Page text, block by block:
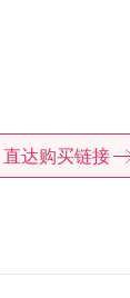
直达购买链接